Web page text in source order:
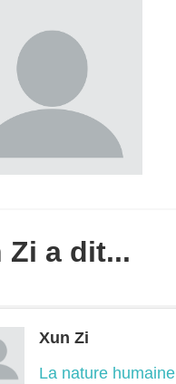
Zi a dit...
Xun Zi
La nature humaine